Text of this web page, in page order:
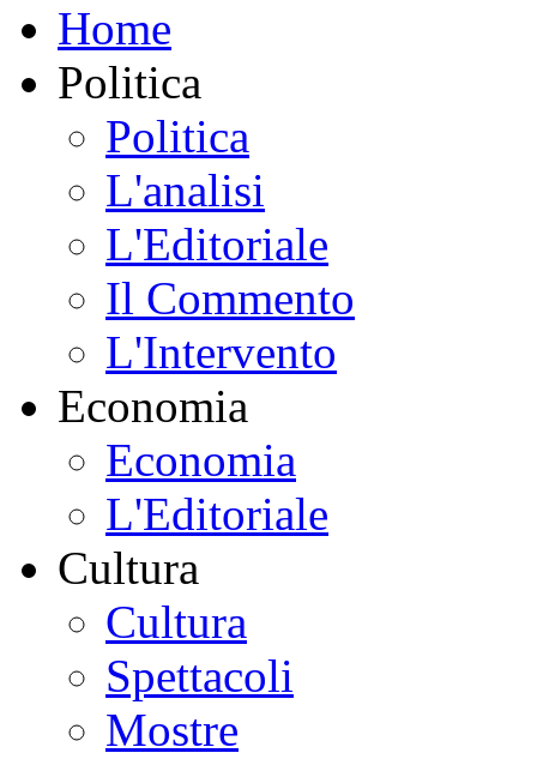
Home
Politica
Politica
L'analisi
L'Editoriale
Il Commento
L'Intervento
Economia
Economia
L'Editoriale
Cultura
Cultura
Spettacoli
Mostre